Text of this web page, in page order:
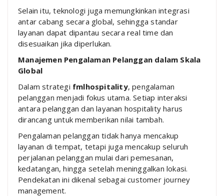
Selain itu, teknologi juga memungkinkan integrasi
antar cabang secara global, sehingga standar
layanan dapat dipantau secara real time dan
disesuaikan jika diperlukan.
Manajemen Pengalaman Pelanggan dalam Skala
Global
Dalam strategi fmlhospitality, pengalaman
pelanggan menjadi fokus utama. Setiap interaksi
antara pelanggan dan layanan hospitality harus
dirancang untuk memberikan nilai tambah.
Pengalaman pelanggan tidak hanya mencakup
layanan di tempat, tetapi juga mencakup seluruh
perjalanan pelanggan mulai dari pemesanan,
kedatangan, hingga setelah meninggalkan lokasi.
Pendekatan ini dikenal sebagai customer journey
management.